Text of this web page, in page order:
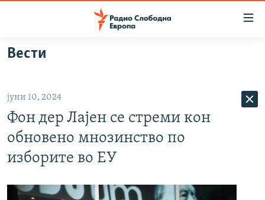
Оди
на
Оди
на
главната
навигација
Премини
на
ВИЗУЕЛНО
ВЕСТИ
ШТО ТРЕБА ДА ЗНАЕТЕ
ПРИЈАВИ СЕ ЗА ЊУЗЛЕТЕР
ПОДКАСТ ЗОШТО?
Вести
јуни 10, 2024
Фон дер Лајен се стреми кон
обновено мнозинство по
изборите во ЕУ